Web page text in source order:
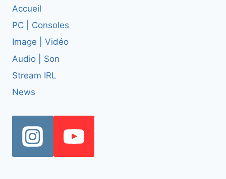
Accueil
PC | Consoles
Image | Vidéo
Audio | Son
Stream IRL
News